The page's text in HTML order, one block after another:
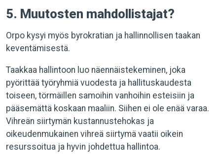
5. Muutosten mahdollistajat?
Orpo kysyi myös byrokratian ja hallinnollisen taakan
keventämisestä.
Taakkaa hallintoon luo näennäistekeminen, joka
pyörittää työryhmiä vuodesta ja hallituskaudesta
toiseen, törmäillen samoihin vanhoihin esteisiin ja
pääsemättä koskaan maaliin. Siihen ei ole enää varaa.
Vihreän siirtymän kustannustehokas ja
oikeudenmukainen vihreä siirtymä vaatii oikein
resurssoitua ja hyvin johdettua hallintoa.